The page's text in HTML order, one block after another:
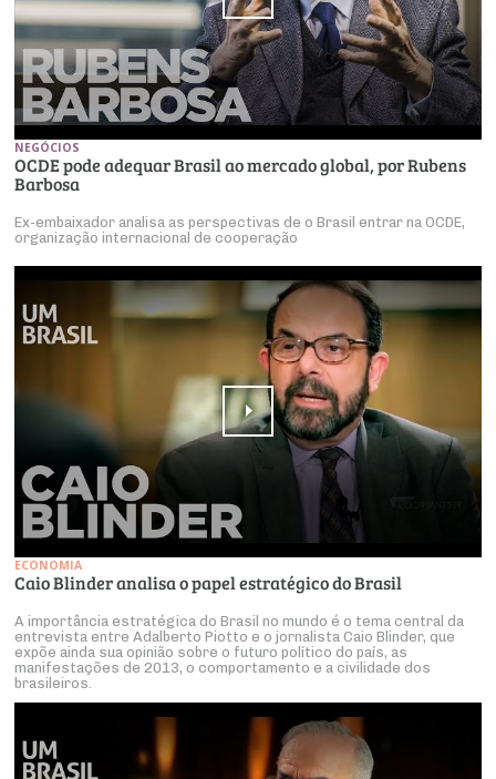
NEGÓCIOS
OCDE pode adequar Brasil ao mercado global, por Rubens
Barbosa
Ex-embaixador analisa as perspectivas de o Brasil entrar na OCDE,
organização internacional de cooperação
ECONOMIA
Caio Blinder analisa o papel estratégico do Brasil
A importância estratégica do Brasil no mundo é o tema central da
entrevista entre Adalberto Piotto e o jornalista Caio Blinder, que
expõe ainda sua opinião sobre o futuro político do país, as
manifestações de 2013, o comportamento e a civilidade dos
brasileiros.